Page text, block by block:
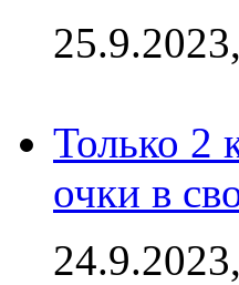
Только 2
очки в